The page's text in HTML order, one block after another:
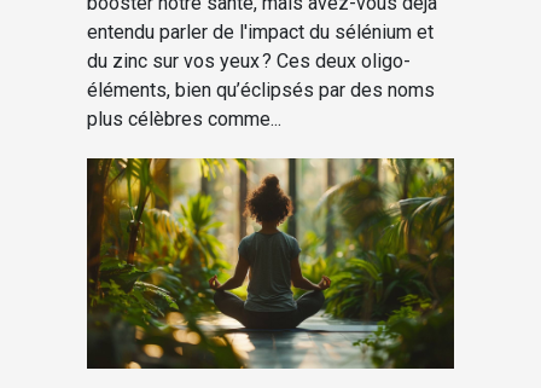
entendu parler de l'impact du sélénium et
du zinc sur vos yeux ? Ces deux oligo-
éléments, bien qu’éclipsés par des noms
plus célèbres comme...